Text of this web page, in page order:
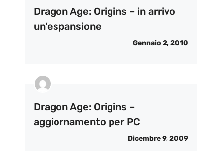
Dragon Age: Origins – in arrivo
un’espansione
Gennaio 2, 2010
Dragon Age: Origins –
aggiornamento per PC
Dicembre 9, 2009